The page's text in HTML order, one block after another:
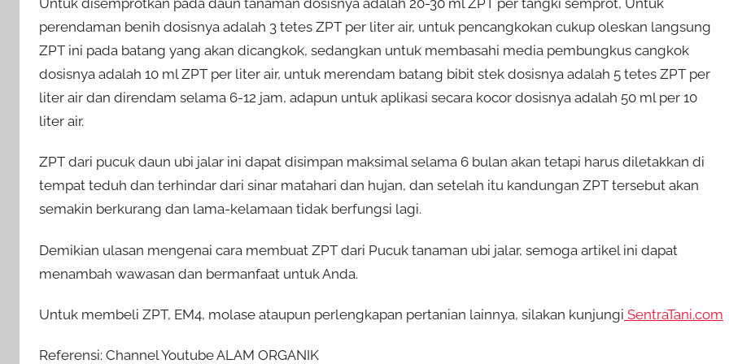
Untuk disemprotkan pada daun tanaman dosisnya adalah 20-30 ml ZPT per tangki semprot, Untuk
perendaman benih dosisnya adalah 3 tetes ZPT per liter air, untuk pencangkokan cukup oleskan langsung
ZPT ini pada batang yang akan dicangkok, sedangkan untuk membasahi media pembungkus cangkok
dosisnya adalah 10 ml ZPT per liter air, untuk merendam batang bibit stek dosisnya adalah 5 tetes ZPT per
liter air dan direndam selama 6-12 jam, adapun untuk aplikasi secara kocor dosisnya adalah 50 ml per 10
liter air.
ZPT dari pucuk daun ubi jalar ini dapat disimpan maksimal selama 6 bulan akan tetapi harus diletakkan di
tempat teduh dan terhindar dari sinar matahari dan hujan, dan setelah itu kandungan ZPT tersebut akan
semakin berkurang dan lama-kelamaan tidak berfungsi lagi.
Demikian ulasan mengenai cara membuat ZPT dari Pucuk tanaman ubi jalar, semoga artikel ini dapat
menambah wawasan dan bermanfaat untuk Anda.
Untuk membeli ZPT, EM4, molase ataupun perlengkapan pertanian lainnya, silakan kunjungi SentraTani.com
Referensi: Channel Youtube ALAM ORGANIK